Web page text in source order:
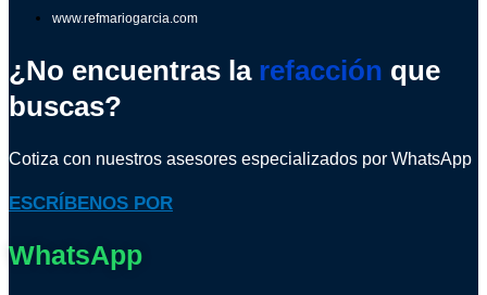
www.refmariogarcia.com
¿No encuentras la refacción que
buscas?
Cotiza con nuestros asesores especializados por WhatsApp
ESCRÍBENOS POR
WhatsApp